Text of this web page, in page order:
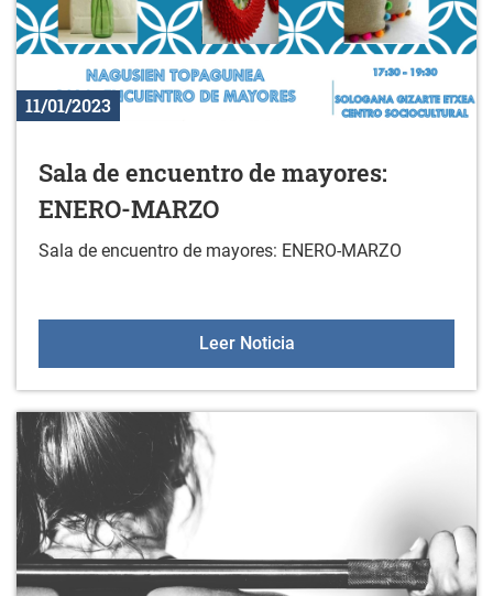
11/01/2023
Sala de encuentro de mayores:
ENERO-MARZO
Sala de encuentro de mayores: ENERO-MARZO
Leer NoticiaSala de encuentro de